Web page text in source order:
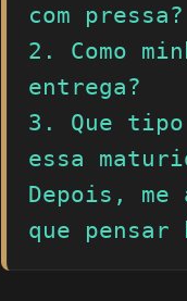
com pressa?
2. Como
entrega?
3. Que
essa
Depois,
que pensar